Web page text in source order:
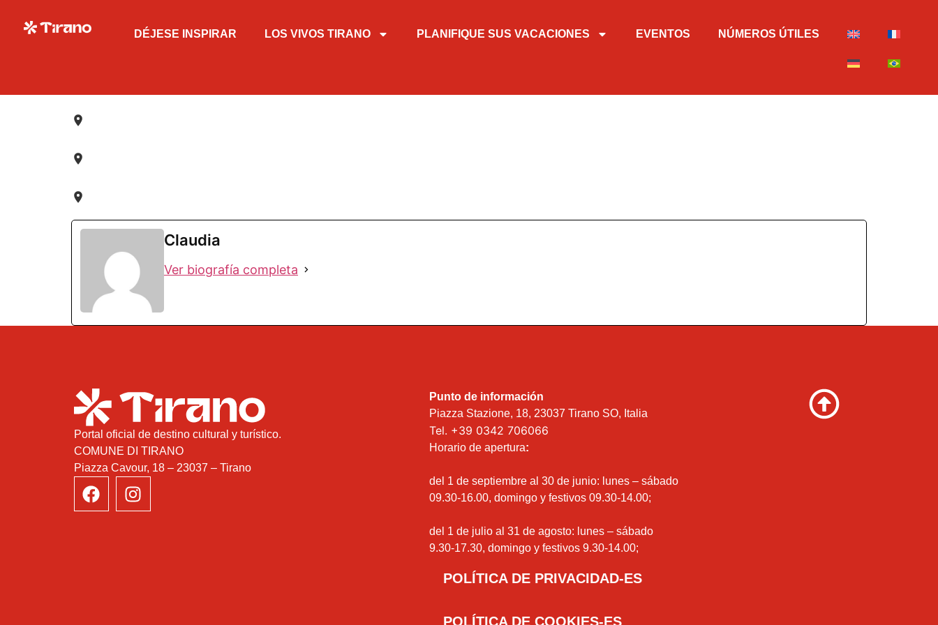
DÉJESE INSPIRAR LOS VIVOS TIRANO PLANIFIQUE SUS VACACIONES EVENTOS NÚMEROS ÚTILES
Claudia
Ver biografía completa
Portal oficial de destino cultural y turístico.
COMUNE DI TIRANO
Piazza Cavour, 18 – 23037 – Tirano
Punto de información
Piazza Stazione, 18, 23037 Tirano SO, Italia
Tel. +39 0342 706066
Horario de apertura:
del 1 de septiembre al 30 de junio: lunes – sábado
09.30-16.00, domingo y festivos 09.30-14.00;
del 1 de julio al 31 de agosto: lunes – sábado
9.30-17.30, domingo y festivos 9.30-14.00;
POLÍTICA DE PRIVACIDAD-ES
POLÍTICA DE COOKIES-ES